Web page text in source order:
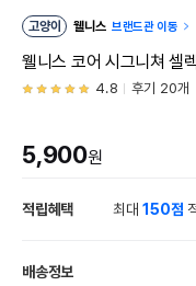
고양이 웰니스 브랜드관 이동
웰니스 코어 시그니쳐 셀
4.8 후기 20개
5,900원
적립혜택 최대150점
배송정보